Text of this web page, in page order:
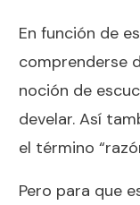
En función de
comprenderse
noción de
develar. Así
el término
Pero para que